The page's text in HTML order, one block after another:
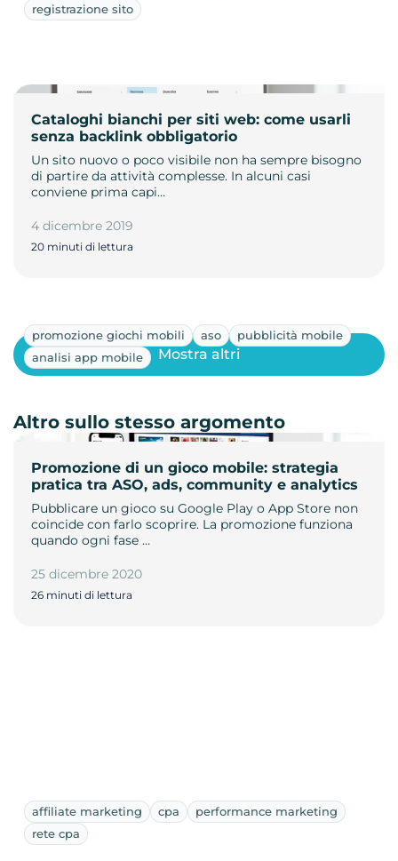
registrazione sito
Cataloghi bianchi per siti web: come usarli
senza backlink obbligatorio
Un sito nuovo o poco visibile non ha sempre bisogno
di partire da attività complesse. In alcuni casi
conviene prima capi…
4 dicembre 2019
20 minuti di lettura
promozione giochi mobili aso
pubblicità mobile
analisi app mobile
Promozione di un gioco mobile: strategia
pratica tra ASO, ads, community e analytics
Pubblicare un gioco su Google Play o App Store non
coincide con farlo scoprire. La promozione funziona
quando ogni fase …
25 dicembre 2020
26 minuti di lettura
Mostra altri
Altro sullo stesso argomento
affiliate marketing cpa
performance marketing
rete cpa